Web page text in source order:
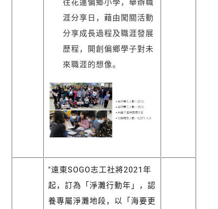
涯分享日，藉由闖關活動
分享成長過程及職涯發展
歷程，開創偏鄉學子對未
來職涯的想像。
"遠東SOGO志工社將2021年
起，訂為「淨灘行動年」，認
養專屬淨灘地段，以「海要更